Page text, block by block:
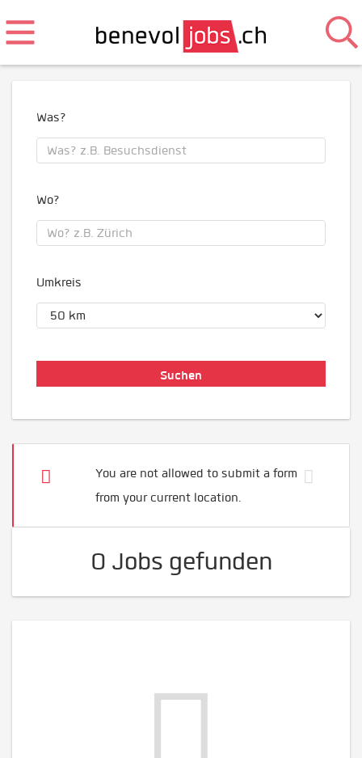
Was?
Wo?
Umkreis
You are not allowed to submit a form
from your current location.
0 Jobs gefunden